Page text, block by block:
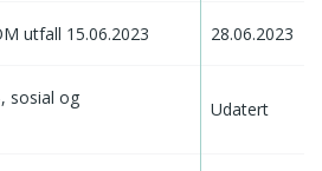
utfall 15.06.2023 28.06.2023
sosial og
Udatert